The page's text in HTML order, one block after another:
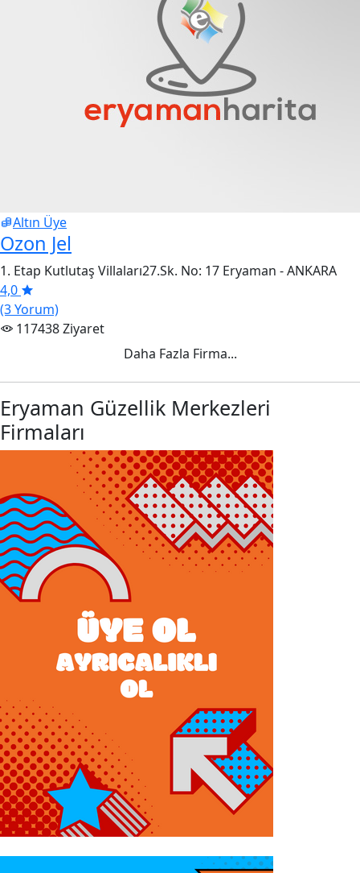
Altın Üye
Ozon Jel
1. Etap Kutlutaş Villaları27.Sk. No: 17 Eryaman - ANKARA
4,0
(3 Yorum)
117438 Ziyaret
Daha Fazla Firma...
Eryaman Güzellik Merkezleri
Firmaları